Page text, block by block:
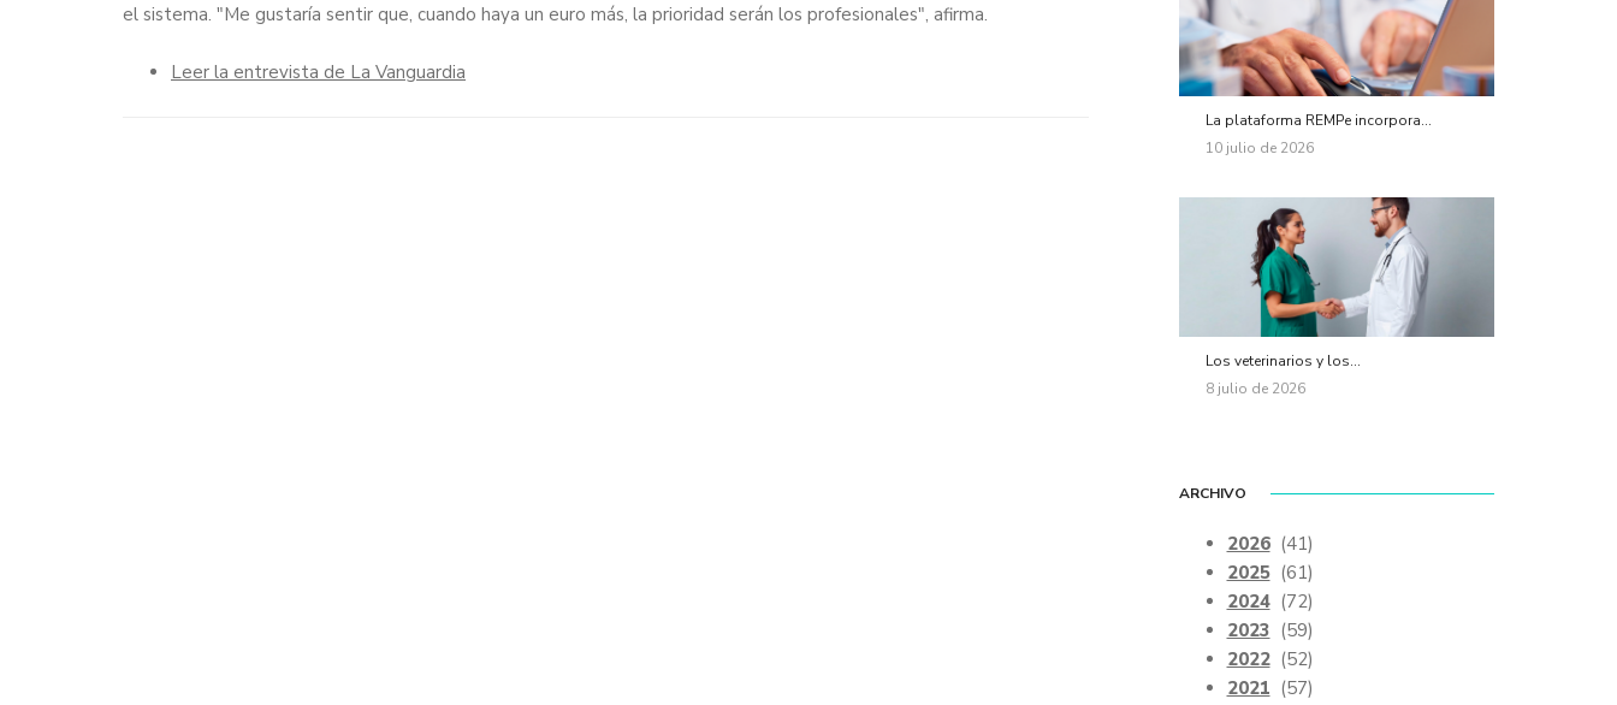
el sistema. "Me gustaría sentir que, cuando haya un euro más, la prioridad serán los profesionales", afirma.
Leer la entrevista de La Vanguardia
La plataforma REMPe incorpora...
10 julio de 2026
Los veterinarios y los...
8 julio de 2026
ARCHIVO
2026 (41)
2025 (61)
2024 (72)
2023 (59)
2022 (52)
2021 (57)